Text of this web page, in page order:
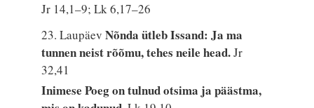
Jr 14,1–9; Lk 6,17–26
23. LaupäevNõnda ütleb Issand: Ja ma
tunnen neist rõõmu, tehes neile head.Jr
32,41
Inimese Poeg on tulnud otsima ja päästma,